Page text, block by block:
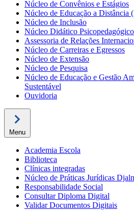
Núcleo de Convênios e Estágios
Núcleo de Educação a Distância
Núcleo de Inclusão
Núcleo Didático Psicopedagógico
Assessoria de Relações
Núcleo de Carreiras e Egressos
Núcleo de Extensão
Núcleo de Pesquisa
Núcleo de Educação e Gestão
Sustentável
Ouvidoria
Menu
Academia Escola
Biblioteca
Clínicas integradas
Núcleo de Práticas Jurídicas
Responsabilidade Social
Consultar Diploma Digital
Validar Documentos Digitais